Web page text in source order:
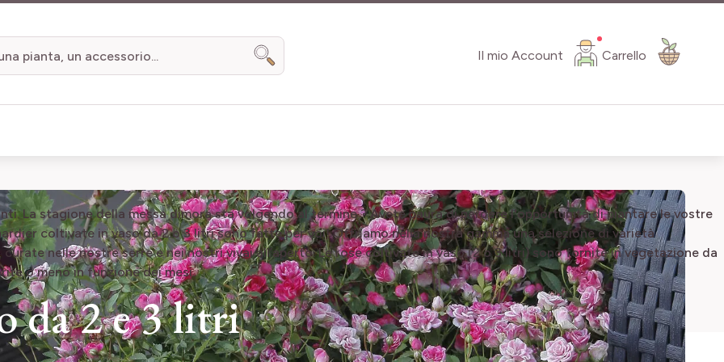
Il mio Account Carrello
Search
La stagione della messa dimora sta volgendo al termine ? Avete paura di perdere l'opportunitàdi piantare le vostre
coltivate in vaso da 2 o 3 litri sono fatte per voi! Offriamo nella nostra gamma una selezione di varietà
nelle nostre serre e nei nostri vivai all’aperto.Le rose coltivatein vaso (2 o 3 litri) sono fornite in vegetazione da
o meno in funzione dei mesi.
da 2 e 3 litri